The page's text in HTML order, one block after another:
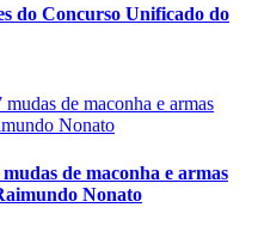
do Concurso Unificado do
de maconha e armas
Nonato